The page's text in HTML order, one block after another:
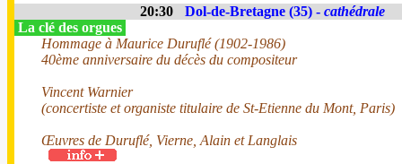
20:30 Dol-de-Bretagne (35) - cathédrale
La clé des orgues
Hommage à Maurice Duruflé (1902-1986)
40ème anniversaire du décès du compositeur
Vincent Warnier
(concertiste et organiste titulaire de St-Etienne du Mont, Paris)
Œuvres de Duruflé, Vierne, Alain et Langlais